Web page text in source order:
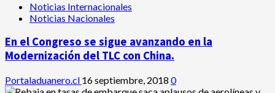
Noticias Internacionales
Noticias Nacionales
En el Congreso se sigue avanzando en la
Modernización del TLC con China.
Portaladuanero.cl 16 septiembre, 2018 0